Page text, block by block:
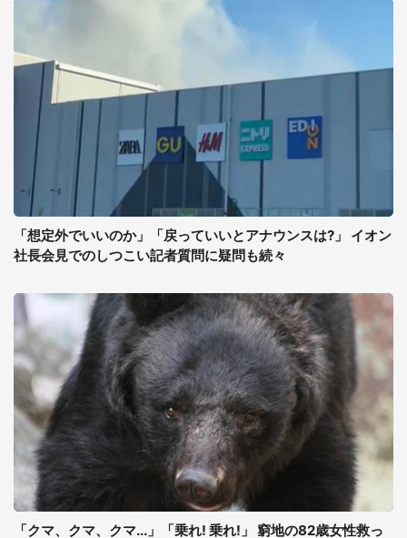
「想定外でいいのか」「戻っていいとアナウンスは?」 イオン
社長会見でのしつこい記者質問に疑問も続々
「クマ、クマ、クマ...」「乗れ! 乗れ!」 窮地の82歳女性救っ